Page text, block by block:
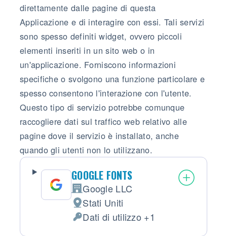
direttamente dalle pagine di questa
Applicazione e di interagire con essi. Tali servizi
sono spesso definiti widget, ovvero piccoli
elementi inseriti in un sito web o in
un'applicazione. Forniscono informazioni
specifiche o svolgono una funzione particolare e
spesso consentono l'interazione con l'utente.
Questo tipo di servizio potrebbe comunque
raccogliere dati sul traffico web relativo alle
pagine dove il servizio è installato, anche
quando gli utenti non lo utilizzano.
GOOGLE FONTS
Azienda:
Google LLC
Luogo del trattamento:
Stati Uniti
Dati Personali trattati:
Dati di utilizzo +1